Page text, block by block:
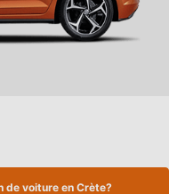
de voiture en Crète?